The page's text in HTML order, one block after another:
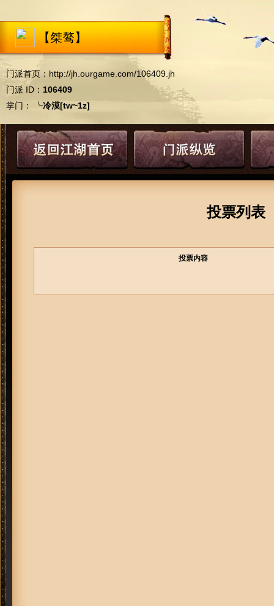
【桀骜】
门派首页： http://jh.ourgame.com/106409.jh
门派 ID： 106409
掌门：
╰冷漠[tw~1z]
投票列表
投票内容